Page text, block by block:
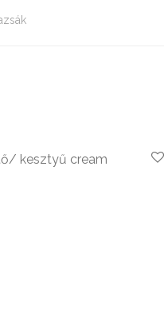
kesztyű cream